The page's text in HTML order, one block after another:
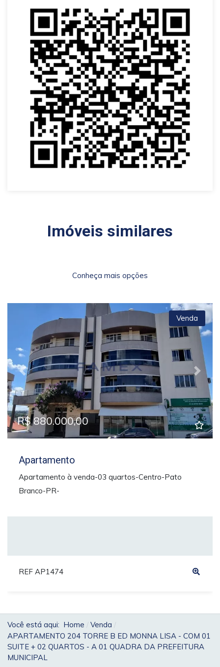
Imóveis similares
Conheça mais opções
Previous Next
Venda
R$ 880.000,00
Apartamento
Apartamento à venda-03 quartos-Centro-Pato
Branco-PR-
REF AP1474
Você está aqui: Home
Venda
APARTAMENTO 204 TORRE B ED MONNA LISA - COM 01
SUITE + 02 QUARTOS - A 01 QUADRA DA PREFEITURA
MUNICIPAL